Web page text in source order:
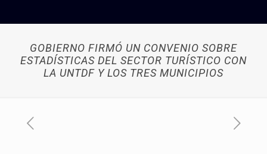
GOBIERNO FIRMÓ UN CONVENIO SOBRE
ESTADÍSTICAS DEL SECTOR TURÍSTICO CON
LA UNTDF Y LOS TRES MUNICIPIOS